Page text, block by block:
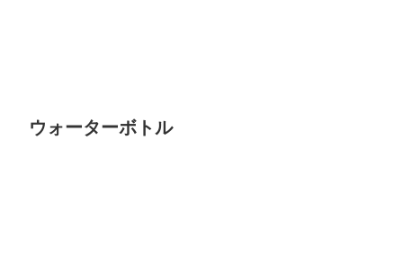
ウォーターボトル